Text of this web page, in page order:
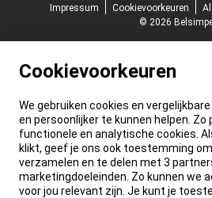
Impressum
Cookievoorkeuren
© 2026
Cookievoorkeuren
We gebruiken cookies en
en persoonlijker te kunnen helpen. Zo
functionele en analytische cookies.
klikt, geef je ons ook toestemming
verzamelen en te delen met 3
marketingdoeleinden. Zo kunnen we
voor jou relevant zijn. Je kunt je